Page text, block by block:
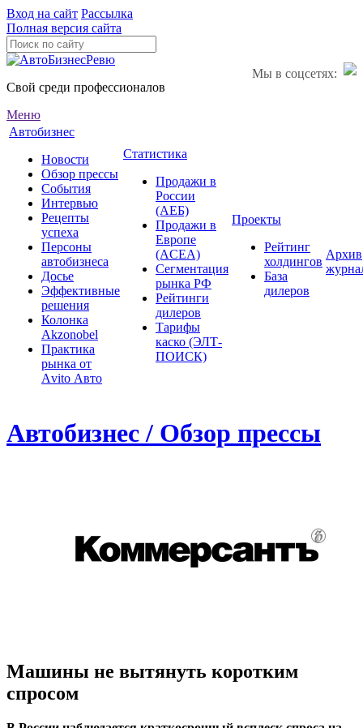
Вход на сайт Рассылка
Полная версия сайта
Мы в соцсетях:
Свой среди профессионалов
Меню
Автобизнес
Новости
Обзор прессы
События
Интервью
Рецепты
успеха
Персоны
автобизнеса
Досье
Эффективные
решения
Колонка
Akzonobel
Практика
рынка от
Аvito Авто
Статистика
Продажи в
России
(АЕБ)
Продажи в
Европе
(ACEA)
Сегментация
рынка РФ
Рейтинги
дилеров
Тарифы
каско (ЭЛТ-
ПОИСК)
Проекты
Рейтинг
холдингов
База
дилеров
Архив
Автобизнес / Обзор прессы
Машины не вытянуть коротким
спросом